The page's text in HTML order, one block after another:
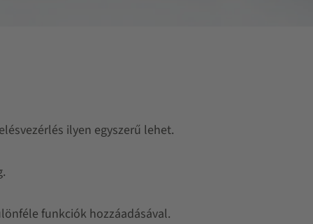
ilyen egyszerű lehet.
funkciók hozzáadásával.